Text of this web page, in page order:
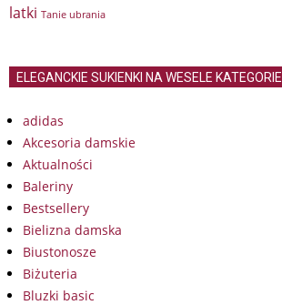
latki Tanie ubrania
ELEGANCKIE SUKIENKI NA WESELE KATEGORIE
adidas
Akcesoria damskie
Aktualności
Baleriny
Bestsellery
Bielizna damska
Biustonosze
Biżuteria
Bluzki basic